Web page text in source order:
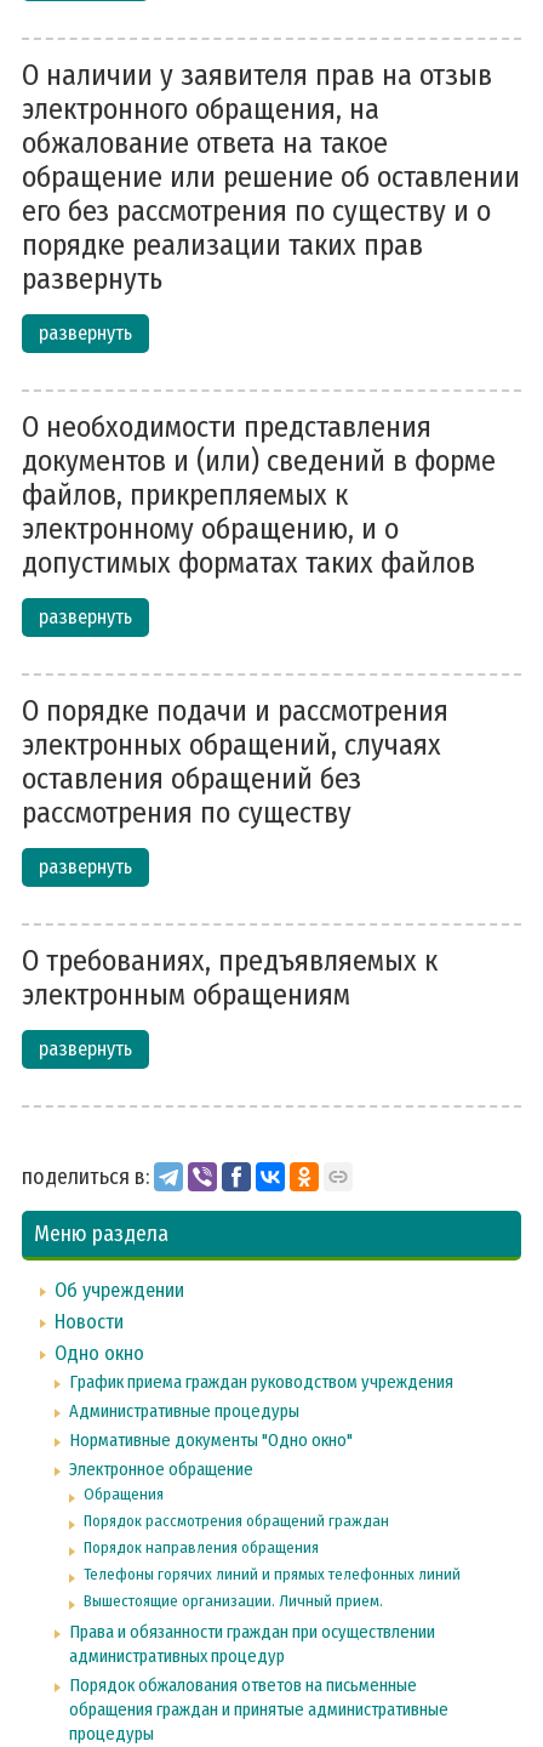
О наличии у заявителя прав на отзыв
электронного обращения, на
обжалование ответа на такое
обращение или решение об оставлении
его без рассмотрения по существу и о
порядке реализации таких прав
развернуть
развернуть
О необходимости представления
документов и (или) сведений в форме
файлов, прикрепляемых к
электронному обращению, и о
допустимых форматах таких файлов
развернуть
О порядке подачи и рассмотрения
электронных обращений, случаях
оставления обращений без
рассмотрения по существу
развернуть
О требованиях, предъявляемых к
электронным обращениям
развернуть
поделиться в:
Меню раздела
Об учреждении
Новости
Одно окно
График приема граждан руководством учреждения
Административные процедуры
Нормативные документы "Одно окно"
Электронное обращение
Обращения
Порядок рассмотрения обращений граждан
Порядок направления обращения
Телефоны горячих линий и прямых телефонных линий
Вышестоящие организации. Личный прием.
Права и обязанности граждан при осуществлении
административных процедур
Порядок обжалования ответов на письменные
обращения граждан и принятые административные
процедуры